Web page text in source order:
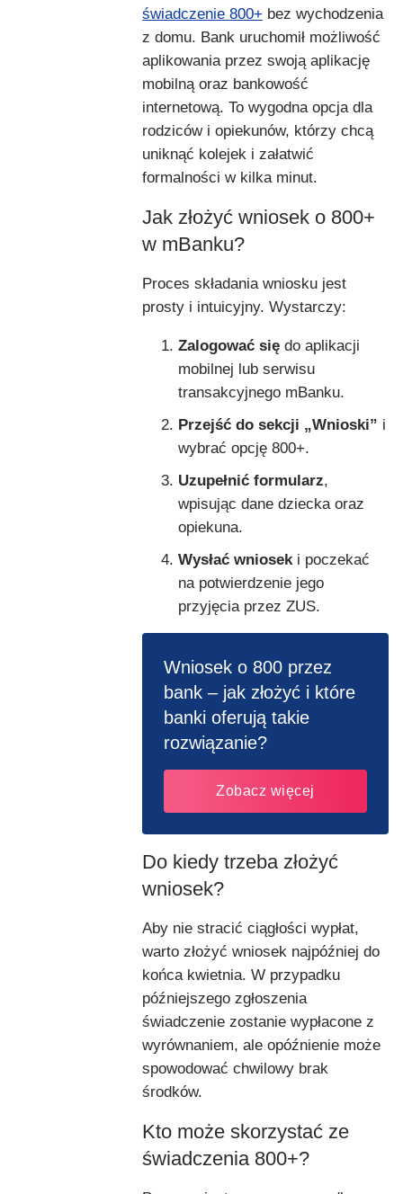
świadczenie 800+ bez wychodzenia
z domu. Bank uruchomił możliwość
aplikowania przez swoją aplikację
mobilną oraz bankowość
internetową. To wygodna opcja dla
rodziców i opiekunów, którzy chcą
uniknąć kolejek i załatwić
formalności w kilka minut.
Jak złożyć wniosek o 800+
w mBanku?
Proces składania wniosku jest
prosty i intuicyjny. Wystarczy:
Zalogować się do aplikacji
mobilnej lub serwisu
transakcyjnego mBanku.
Przejść do sekcji „Wnioski” i
wybrać opcję 800+.
Uzupełnić formularz,
wpisując dane dziecka oraz
opiekuna.
Wysłać wniosek i poczekać
na potwierdzenie jego
przyjęcia przez ZUS.
Wniosek o 800 przez
bank – jak złożyć i które
banki oferują takie
rozwiązanie?
Zobacz więcej
Do kiedy trzeba złożyć
wniosek?
Aby nie stracić ciągłości wypłat,
warto złożyć wniosek najpóźniej do
końca kwietnia. W przypadku
późniejszego zgłoszenia
świadczenie zostanie wypłacone z
wyrównaniem, ale opóźnienie może
spowodować chwilowy brak
środków.
Kto może skorzystać ze
świadczenia 800+?